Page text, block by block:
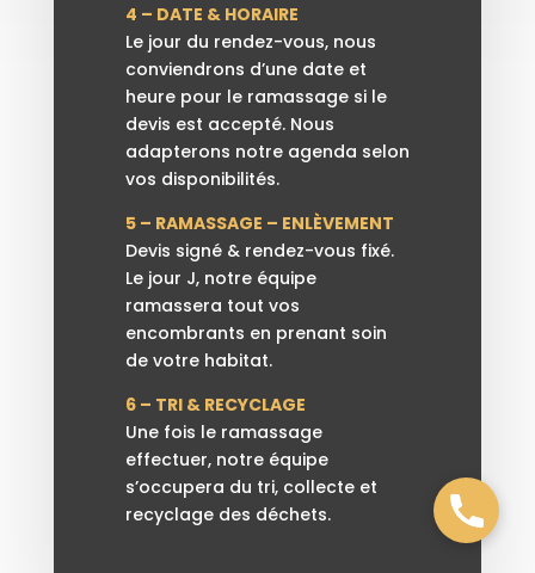
4 – DATE & HORAIRE
Le jour du rendez-vous, nous
conviendrons d’une date et
heure pour le ramassage si le
devis est accepté. Nous
adapterons notre agenda selon
vos disponibilités.
5 – RAMASSAGE – ENLÈVEMENT
Devis signé & rendez-vous fixé.
Le jour J, notre équipe
ramassera tout vos
encombrants en prenant soin
de votre habitat.
6 – TRI & RECYCLAGE
Une fois le ramassage
effectuer, notre équipe
s’occupera du tri, collecte et
recyclage des déchets.